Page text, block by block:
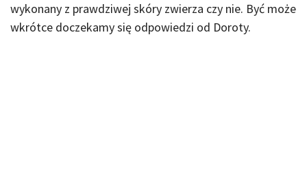
wykonany z prawdziwej skóry zwierza czy nie. Być może
wkrótce doczekamy się odpowiedzi od Doroty.